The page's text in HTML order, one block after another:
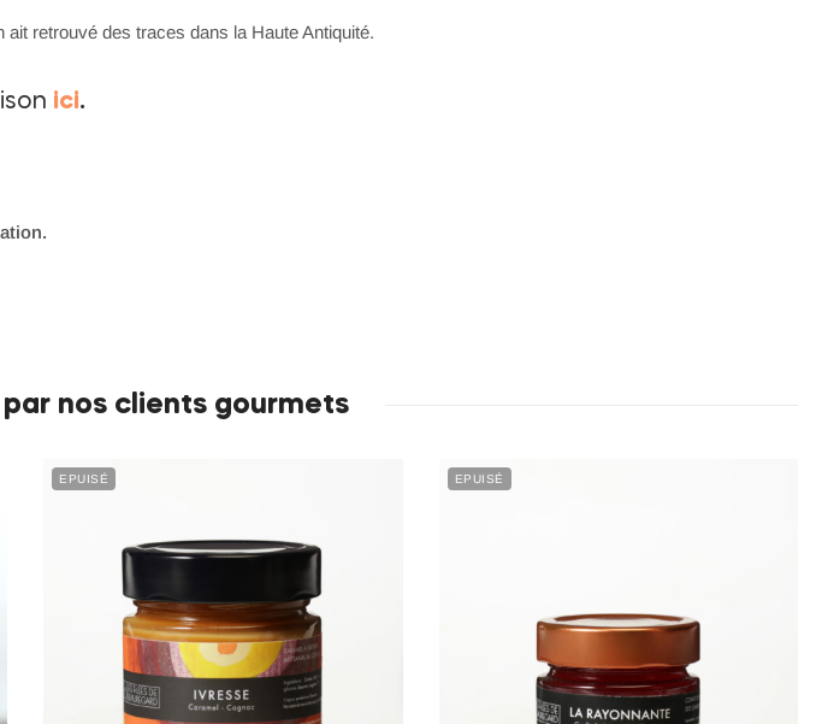
retrouvé des traces dans la Haute Antiquité.
ici.
nos clients gourmets
EPUISÉ EPUISÉ